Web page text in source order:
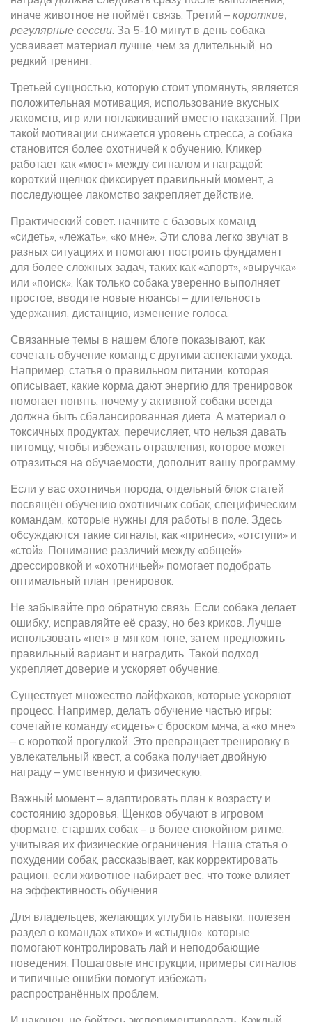
иначе животное не поймёт связь. Третий – короткие,
регулярные сессии. За 5‑10 минут в день собака
усваивает материал лучше, чем за длительный, но
редкий тренинг.
Третьей сущностью, которую стоит упомянуть, является
положительная мотивация, использование вкусных
лакомств, игр или поглаживаний вместо наказаний. При
такой мотивации снижается уровень стресса, а собака
становится более охотничей к обучению. Кликер
работает как «мост» между сигналом и наградой:
короткий щелчок фиксирует правильный момент, а
последующее лакомство закрепляет действие.
Практический совет: начните с базовых команд
«сидеть», «лежать», «ко мне». Эти слова легко звучат в
разных ситуациях и помогают построить фундамент
для более сложных задач, таких как «апорт», «выручка»
или «поиск». Как только собака уверенно выполняет
простое, вводите новые нюансы – длительность
удержания, дистанцию, изменение голоса.
Связанные темы в нашем блоге показывают, как
сочетать обучение команд с другими аспектами ухода.
Например, статья о правильном питании, которая
описывает, какие корма дают энергию для тренировок
помогает понять, почему у активной собаки всегда
должна быть сбалансированная диета. А материал о
токсичных продуктах, перечисляет, что нельзя давать
питомцу, чтобы избежать отравления, которое может
отразиться на обучаемости, дополнит вашу программу.
Если у вас охотничья порода, отдельный блок статей
посвящён обучению охотничьих собак, специфическим
командам, которые нужны для работы в поле. Здесь
обсуждаются такие сигналы, как «принеси», «отступи» и
«стой». Понимание различий между «общей»
дрессировкой и «охотничьей» помогает подобрать
оптимальный план тренировок.
Не забывайте про обратную связь. Если собака делает
ошибку, исправляйте её сразу, но без криков. Лучше
использовать «нет» в мягком тоне, затем предложить
правильный вариант и наградить. Такой подход
укрепляет доверие и ускоряет обучение.
Существует множество лайфхаков, которые ускоряют
процесс. Например, делать обучение частью игры:
сочетайте команду «сидеть» с броском мяча, а «ко мне»
– с короткой прогулкой. Это превращает тренировку в
увлекательный квест, а собака получает двойную
награду – умственную и физическую.
Важный момент – адаптировать план к возрасту и
состоянию здоровья. Щенков обучают в игровом
формате, старших собак – в более спокойном ритме,
учитывая их физические ограничения. Наша статья о
похудении собак, рассказывает, как корректировать
рацион, если животное набирает вес, что тоже влияет
на эффективность обучения.
Для владельцев, желающих углубить навыки, полезен
раздел о командах «тихо» и «стыдно», которые
помогают контролировать лай и неподобающие
поведения. Пошаговые инструкции, примеры сигналов
и типичные ошибки помогут избежать
распространённых проблем.